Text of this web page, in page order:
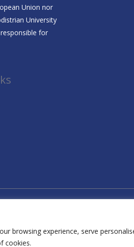
browsing experience, serve
cookies.
Union nor
University
for